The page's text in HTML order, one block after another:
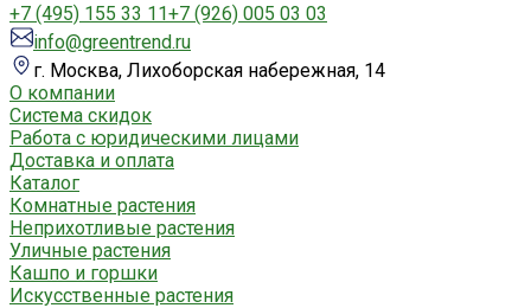
+7 (495) 155 33 11+7 (926) 005 03 03
info@greentrend.ru
г. Москва, Лихоборская набережная, 14
О компании
Система скидок
Работа с юридическими лицами
Доставка и оплата
Каталог
Комнатные растения
Неприхотливые растения
Уличные растения
Кашпо и горшки
Искусственные растения